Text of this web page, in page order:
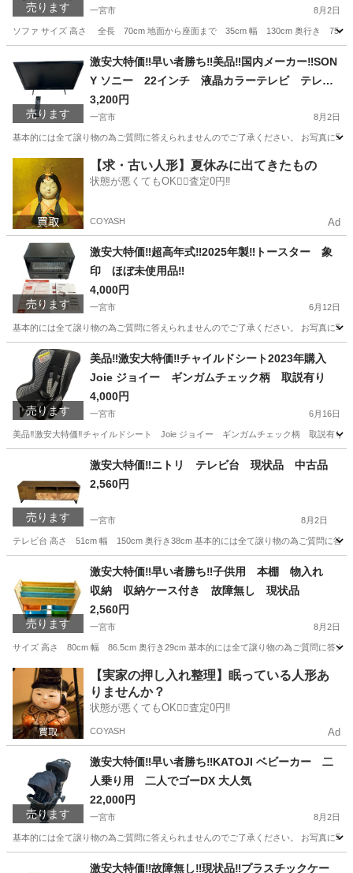
売ります 一宮市 8月2日
ソファ サイズ 高さ 全長 70cm 地面から座面まで 35cm 幅 130cm 奥行き 75cm 基
ソファ
売ります
激安大特価‼️早い者勝ち‼️美品‼️国内メーカー‼️SON
Y ソニー 22インチ 液晶カラーテレビ テレ
ビ KDL-22EX540 リモコン付き
3,200円
一宮市 8月2日
基本的には全て譲り物の為ご質問に答えられませんのでご了承ください。 お写真に
テレビ カラーテレビ
【求・古い人形】夏休みに出てきたもの
状態が悪くてもOK🙆‍♀️査定0円‼️
COYASH Ad
売ります
激安大特価‼️超高年式‼️2025年製‼️トースター 象
印 ほぼ未使用品‼️
4,000円
一宮市 6月12日
基本的には全て譲り物の為ご質問に答えられませんのでご了承ください。 お写真に
愛知 一宮市 キッチン家電 トースター
売ります
美品‼️激安大特価‼️チャイルドシート2023年購入
Joie ジョイー ギンガムチェック柄 取説有り
4,000円
一宮市 6月16日
美品‼️激安大特価‼️チャイルドシート Joie ジョイー ギンガムチェック柄 取説有り
ベビー用品 ジョイー
売ります
激安大特価‼️ニトリ テレビ台 現状品 中古品
2,560円
一宮市 8月2日
テレビ台 高さ 51cm 幅 150cm 奥行き38cm 基本的には全て譲り物の為ご質問に答
収納家具 画像
売ります
激安大特価‼️早い者勝ち‼️子供用 本棚 物入れ
収納 収納ケース付き 故障無し 現状品
2,560円
一宮市 8月2日
サイズ 高さ 80cm 幅 86.5cm 奥行き29cm 基本的には全て譲り物の為ご質問に答え
愛知 一宮市 収納家具 画像
【実家の押し入れ整理】眠っている人形あ
りませんか？
状態が悪くてもOK🙆‍♀️査定0円‼️
COYASH Ad
売ります
激安大特価‼️早い者勝ち‼️KATOJI ベビーカー 二
人乗り用 二人でゴーDX 大人気
22,000円
一宮市 8月2日
基本的には全て譲り物の為ご質問に答えられませんのでご了承ください。 お写真に
ベビー用品
激安大特価‼️故障無し‼️現状品‼️プラスチックケー